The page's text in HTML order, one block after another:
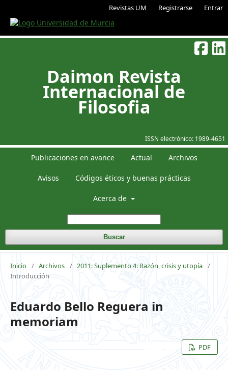
Revistas UM Registrarse Entrar
ISSN electrónico: 1989-4651
Daimon Revista
Internacional de
Filosofia
Publicaciones en avance Actual Archivos
Avisos Códigos éticos y buenas prácticas
Acerca de
Buscar
Inicio / Archivos / 2011: Suplemento 4: Razón, crisis y utopía /
Introducción
Eduardo Bello Reguera in
memoriam
PDF